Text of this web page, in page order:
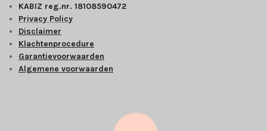
KABIZ reg.nr. 18108590472
Privacy Policy
Disclaimer
Klachtenprocedure
Garantievoorwaarden
Algemene voorwaarden